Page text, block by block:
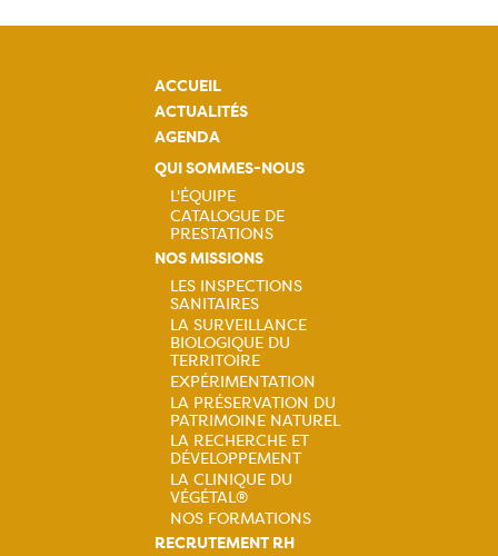
ACCUEIL
ACTUALITÉS
AGENDA
QUI SOMMES-NOUS
Navigation
principale
L'ÉQUIPE
CATALOGUE DE
PRESTATIONS
NOS MISSIONS
Navigation
principale
LES INSPECTIONS
SANITAIRES
LA SURVEILLANCE
BIOLOGIQUE DU
TERRITOIRE
EXPÉRIMENTATION
LA PRÉSERVATION DU
PATRIMOINE NATUREL
LA RECHERCHE ET
DÉVELOPPEMENT
LA CLINIQUE DU
VÉGÉTAL®
NOS FORMATIONS
RECRUTEMENT RH